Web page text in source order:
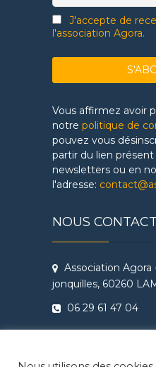
J'accepte de
l'association Agora.
Vous affirmez avoir
notre politique de
pouvez vous
partir du lien
newsletters ou en
l'adresse:
NOUS
Association Agora
jonquilles, 60260
06 29 61 47 04
Règlement intérieur